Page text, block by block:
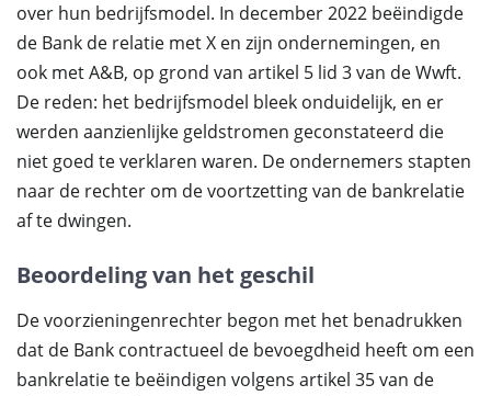
over hun bedrijfsmodel. In december 2022 beëindigde
de Bank de relatie met X en zijn ondernemingen, en
ook met A&B, op grond van artikel 5 lid 3 van de Wwft.
De reden: het bedrijfsmodel bleek onduidelijk, en er
werden aanzienlijke geldstromen geconstateerd die
niet goed te verklaren waren. De ondernemers stapten
naar de rechter om de voortzetting van de bankrelatie
af te dwingen.
Beoordeling van het geschil
De voorzieningenrechter begon met het benadrukken
dat de Bank contractueel de bevoegdheid heeft om een
bankrelatie te beëindigen volgens artikel 35 van de